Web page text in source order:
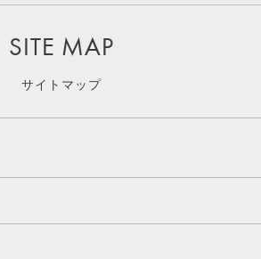
SITE MAP
サイトマップ